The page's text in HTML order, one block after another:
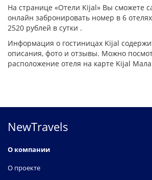
На странице «Отели Kijal» Вы сможете
онлайн забронировать номер в 6
2520 рублей в сутки .
Информация о гостиницах Kijal
описания, фото и отзывы. Можно
расположение отеля на карте Kijal
NewTravels
О компании
О проекте